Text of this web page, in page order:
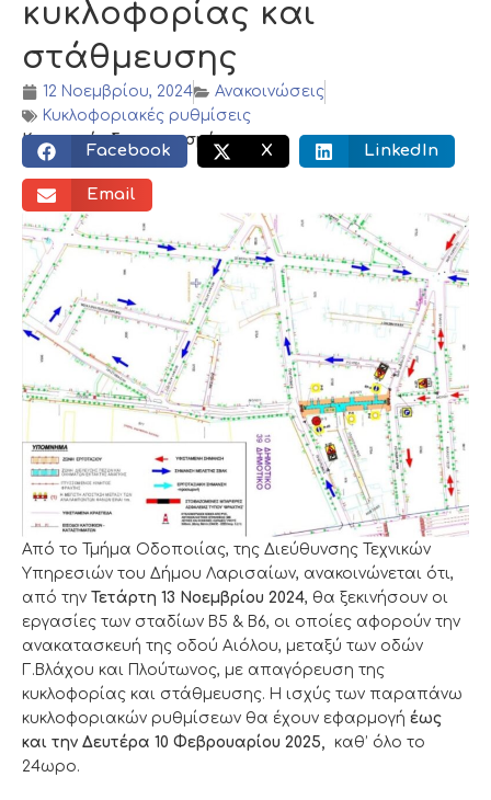
κυκλοφορίας και
στάθμευσης
12 Νοεμβρίου, 2024
Ανακοινώσεις
Κυκλοφοριακές ρυθμίσεις
Κοινωνικός διαμοιρασμός:
Facebook X LinkedIn
Email
Από το Τμήμα Οδοποιίας, της Διεύθυνσης Τεχνικών
Υπηρεσιών του Δήμου Λαρισαίων, ανακοινώνεται ότι,
από την Τετάρτη 13 Νοεμβρίου 2024, θα ξεκινήσουν οι
εργασίες των σταδίων Β5 & Β6, οι οποίες αφορούν την
ανακατασκευή της οδού Αιόλου, μεταξύ των οδών
Γ.Βλάχου και Πλούτωνος, με απαγόρευση της
κυκλοφορίας και στάθμευσης. Η ισχύς των παραπάνω
κυκλοφοριακών ρυθμίσεων θα έχουν εφαρμογή έως
και την Δευτέρα 10 Φεβρουαρίου 2025,
καθ’ όλο το
24ωρο.